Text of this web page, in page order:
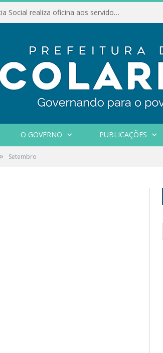
Conselho Municipal de Assistência Social realiza oficina aos servidores
O GOVERNO PUBLICAÇÕES
» Setembro